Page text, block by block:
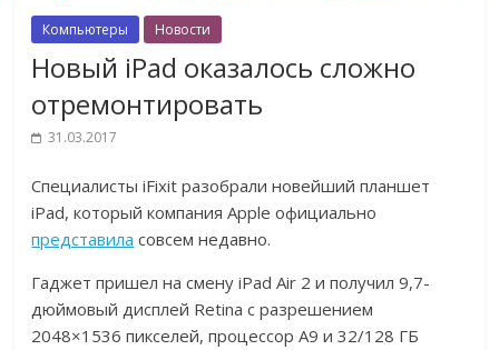
Компьютеры Новости
Новый iPad оказалось сложно
отремонтировать
31.03.2017
Специалисты iFixit разобрали новейший планшет
iPad, который компания Apple официально
представила совсем недавно.
Гаджет пришел на смену iPad Air 2 и получил 9,7-
дюймовый дисплей Retina с разрешением
2048×1536 пикселей, процессор А9 и 32/128 ГБ